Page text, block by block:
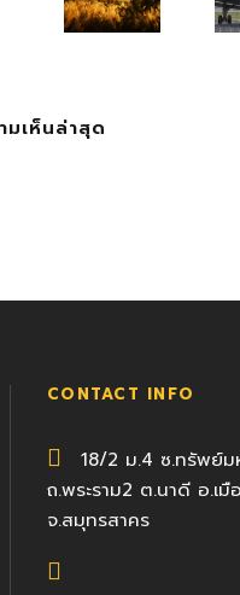
มเห็นล่าสุด
CONTACT INFO
18/2 ม.4 ซ.ทรัพย์ม
ถ.พระราม2 ต.นาดี อ.เมื
จ.สมุทรสาคร